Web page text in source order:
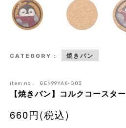
CATEGORY : 焼きパン
item no : GEN99YAK-G03
【焼きパン】コルクコースター
660円(税込)